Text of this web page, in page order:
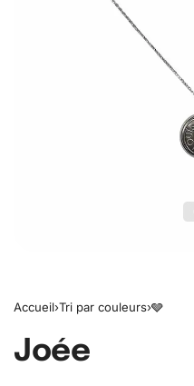
Accueil›Tri par couleurs›🩶
Joée